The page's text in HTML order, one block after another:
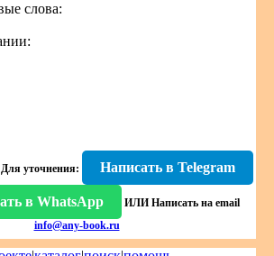
слова:
Для уточнения: Написать в Telegram
в WhatsApp ИЛИ Написать на email
info@any-book.ru